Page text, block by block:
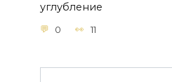
углубление
0 11